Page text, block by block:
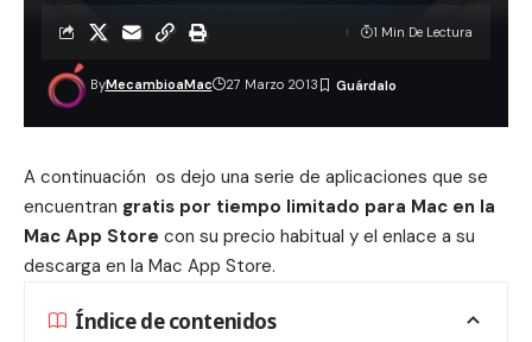
ByMecambioaMac 27 Marzo 2013
1 Min De Lectura
A continuación os dejo una serie de aplicaciones que se
encuentran gratis por tiempo limitado para Mac en la
Mac App Store con su precio habitual y el enlace a su
descarga en la Mac App Store.
Índice de contenidos